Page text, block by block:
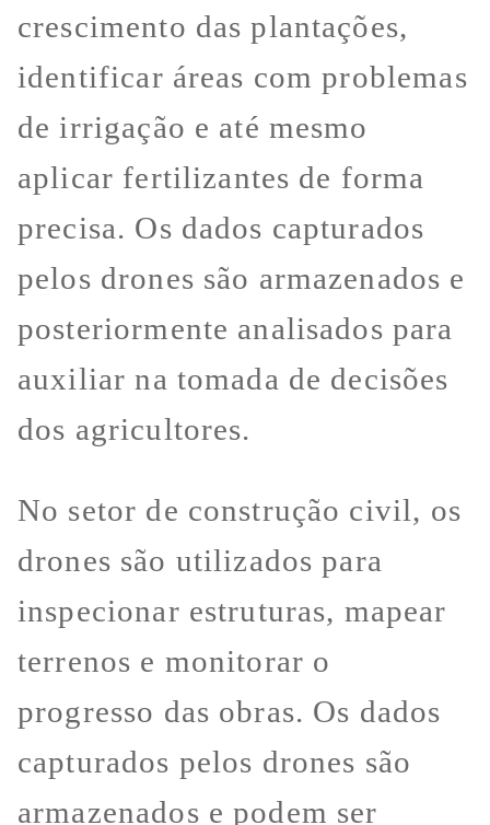
crescimento das plantações,
identificar áreas com problemas
de irrigação e até mesmo
aplicar fertilizantes de forma
precisa. Os dados capturados
pelos drones são armazenados e
posteriormente analisados para
auxiliar na tomada de decisões
dos agricultores.
No setor de construção civil, os
drones são utilizados para
inspecionar estruturas, mapear
terrenos e monitorar o
progresso das obras. Os dados
capturados pelos drones são
armazenados e podem ser